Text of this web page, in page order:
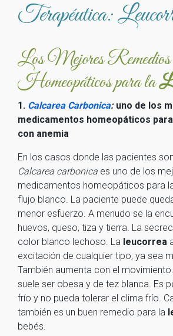
Terapéutica:
Los Mejores Remedios
Homeopáticos para la
1. Calcarea Carbonica:uno de los
medicamentos homeopáticos
con anemia
En los casos donde las pacientes
Calcarea carbonica es uno de los
medicamentos homeopáticos para
flujo blanco. La paciente puede
menor esfuerzo. A menudo se la
huevos, queso, tiza y tierra. La
color blanco lechoso. La leucorrea
excitación de cualquier tipo, ya sea
También aumenta con el
suele ser obesa y de tez blanca. Es
frío y no pueda tolerar el clima frío.
también es un buen remedio para la
bebés.